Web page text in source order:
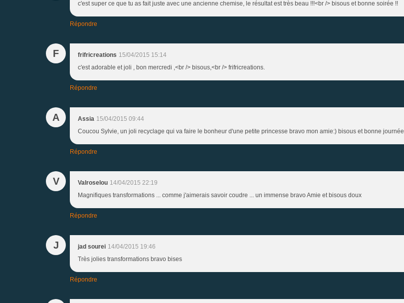
c'est super ce que tu as fait juste avec une ancienne chemise, le résultat est très beau !!!<br /> bisous et bonne soirée !!
Répondre
F frifricreations 15/04/2015 15:14
c'est adorable et joli , bon mercredi ,<br /> bisous,<br /> frifricreations.
Répondre
A Assia 15/04/2015 09:44
Coucou Sylvie, un joli recyclage qui va faire le bonheur d'une petite princesse bravo mon amie:) bisous et bonne journée
Répondre
V Valroselou 14/04/2015 22:19
Magnifiques transformations ... comme j'aimerais savoir coudre ... un immense bravo Amie et bisous doux
Répondre
J jad sourei 14/04/2015 19:46
Très jolies transformations bravo bises
Répondre